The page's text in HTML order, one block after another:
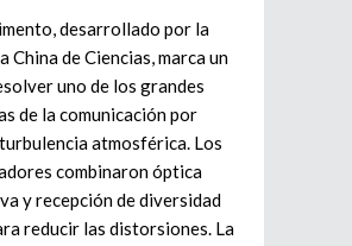
desarrollado por la
China de Ciencias, marca un
uno de los grandes
de la comunicación por
atmosférica. Los
combinaron óptica
y recepción de diversidad
reducir las distorsiones. La